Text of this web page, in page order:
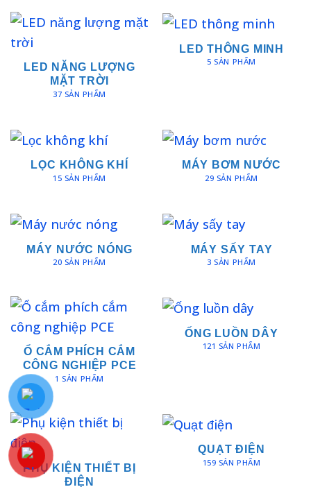
LED NĂNG LƯỢNG
MẶT TRỜI
37 SẢN PHẨM
LED THÔNG MINH
5 SẢN PHẨM
LỌC KHÔNG KHÍ
15 SẢN PHẨM
MÁY BƠM NƯỚC
29 SẢN PHẨM
MÁY NƯỚC NÓNG
20 SẢN PHẨM
MÁY SẤY TAY
3 SẢN PHẨM
Ổ CẮM PHÍCH CẮM
CÔNG NGHIỆP PCE
1 SẢN PHẨM
ỐNG LUỒN DÂY
121 SẢN PHẨM
PHỤ KIỆN THIẾT BỊ
ĐIỆN
QUẠT ĐIỆN
159 SẢN PHẨM